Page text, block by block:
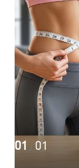
01 / 01